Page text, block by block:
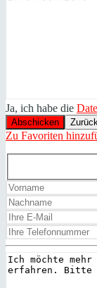
Ja, ich habe die
Zu Favoriten